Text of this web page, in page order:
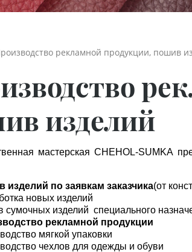
Производство рекламной продукции, пошив
изделий
мастерская CHEHOL-SUMKA
изделий по заявкам заказчика(от
новых изделий
сумочных изделий специального
рекламной продукции
мягкой упаковки
чехлов для одежды и обуви